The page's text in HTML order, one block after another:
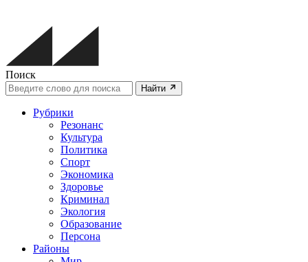
Поиск
Найти
Рубрики
Резонанс
Культура
Политика
Спорт
Экономика
Здоровье
Криминал
Экология
Образование
Персона
Районы